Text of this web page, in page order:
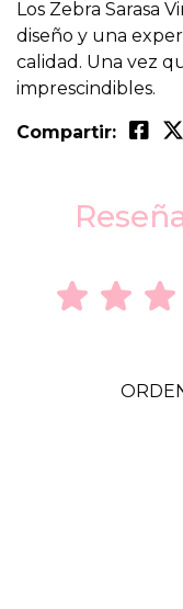
Los Zebra Sarasa
diseño y una
calidad. Una vez
imprescindibles.
Compartir: